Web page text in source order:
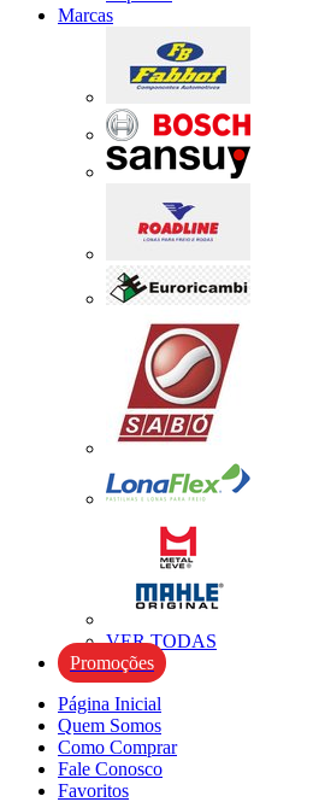
Marcas
VER TODAS
Promoções
Página Inicial
Quem Somos
Como Comprar
Fale Conosco
Favoritos